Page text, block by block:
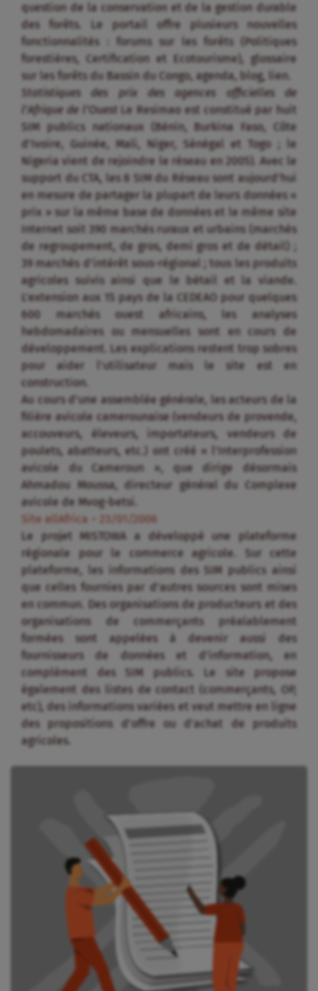
question de la conservation et de la gestion durable
des forêts. Le portail offre plusieurs nouvelles
fonctionnalités : forums sur les forêts (Politiques
forestières, Certification et Ecotourisme), glossaire
sur les forêts du Bassin du Congo, agenda, blog, lien.
Statistiques des prix des agences officielles de
l’Afrique de l’Ouest Le Resimao est constitué par huit
SIM publics nationaux (Bénin, Burkina Faso, Côte
d’Ivoire, Guinée, Mali, Niger, Sénégal et Togo ; le
Nigeria vient de rejoindre le réseau en 2005). Avec le
support du CTA, les 8 SIM du Réseau sont aujourd’hui
en mesure de partager la plupart de leurs données «
prix » sur la même base de données et le même site
Internet soit 390 marchés ruraux et urbains (marchés
de regroupement, de gros, demi gros et de détail) ;
39 marchés d’intérêt sous-régional ; tous les produits
agricoles suivis ainsi que le bétail et la viande.
L’extension aux 15 pays de la CEDEAO pour quelques
600 marchés ouest africains, les analyses
hebdomadaires ou mensuelles sont en cours de
développement. Les explications restent trop sobres
pour aider l’utilisateur mais le site est en
construction.
Au cours d’une assemblée générale, les acteurs de la
filière avicole camerounaise (vendeurs de provende,
accouveurs, éleveurs, importateurs, vendeurs de
poulets, abatteurs, etc.) ont créé « l’Interprofession
avicole du Cameroun », que dirige désormais
Ahmadou Moussa, directeur général du Complexe
avicole de Mvog-betsi.
Site allAfrica – 23/01/2006
Le projet MISTOWA a développé une plateforme
régionale pour le commerce agricole. Sur cette
plateforme, les informations des SIM publics ainsi
que celles fournies par d’autres sources sont mises
en commun. Des organisations de producteurs et des
organisations de commerçants préalablement
formées sont appelées à devenir aussi des
fournisseurs de données et d’information, en
complément des SIM publics. Le site propose
également des listes de contact (commerçants, OP,
etc), des informations variées et veut mettre en ligne
des propositions d’offre ou d’achat de produits
agricoles.